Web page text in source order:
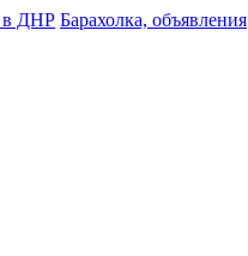
в ДНР Барахолка, объявления